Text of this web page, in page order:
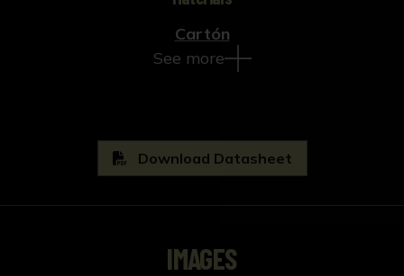
Cartón
See more
Download Datasheet
IMAGES